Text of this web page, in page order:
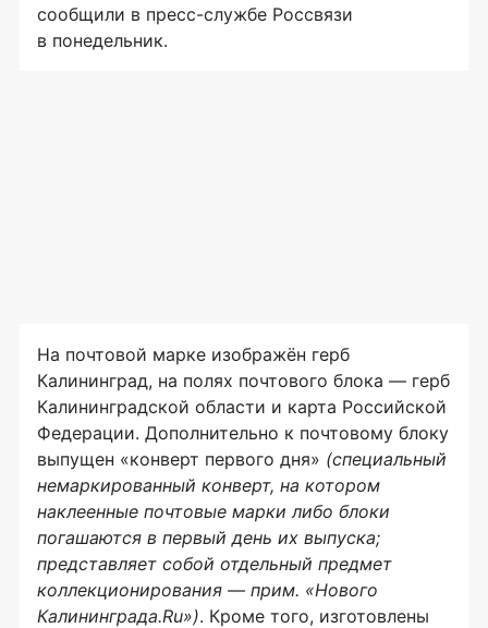
сообщили в пресс-службе Россвязи
в понедельник.
На почтовой марке изображён герб
Калининград, на полях почтового блока — герб
Калининградской области и карта Российской
Федерации. Дополнительно к почтовому блоку
выпущен «конверт первого дня» (специальный
немаркированный конверт, на котором
наклеенные почтовые марки либо блоки
погашаются в первый день их выпуска;
представляет собой отдельный предмет
коллекционирования — прим. «Нового
Калининграда.Ru»). Кроме того, изготовлены